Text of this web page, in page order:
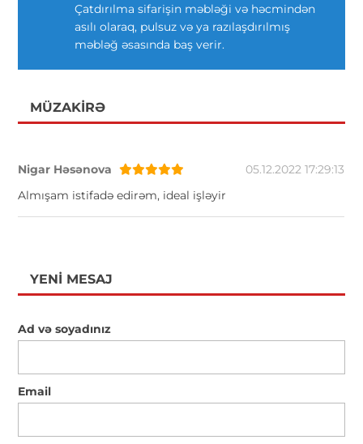
Çatdırılma sifarişin məbləği və həcmindən
asılı olaraq, pulsuz və ya razılaşdırılmış
məbləğ əsasında baş verir.
MÜZAKIRƏ
Nigar Həsənova
05.12.2022 17:29:13
Almışam istifadə edirəm, ideal işləyir
YENI MESAJ
Ad və soyadınız
Email